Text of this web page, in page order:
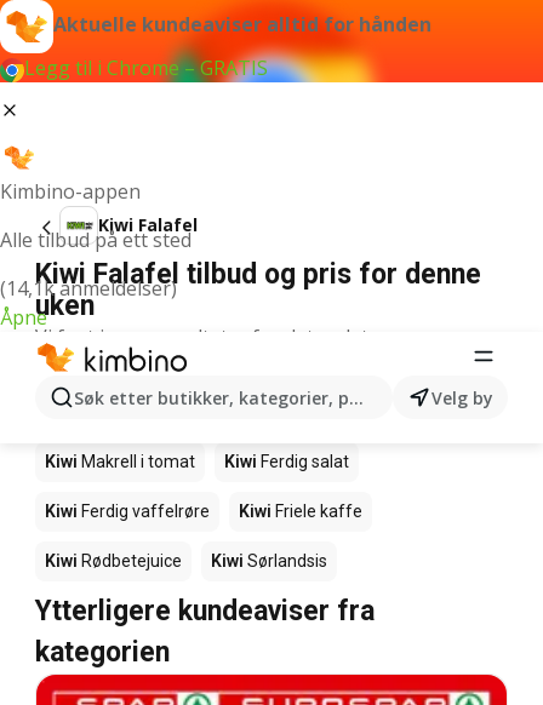
Aktuelle kundeaviser alltid for hånden
Legg til i Chrome – GRATIS
Kimbino-appen
Alle tilbud på ett sted
(14,1k anmeldelser)
Åpne
Søk etter butikker, kategorier, produkter...Velg by
Kiwi Falafel
Kiwi Falafel tilbud og pris for denne
uken
Vi fant ingen resultater for det ordet.
Andre produkter i butikkene Kiwi
Kiwi Fårikålkjøtt
Kiwi Makrell i tomat Kiwi Ferdig salat
Kiwi Ferdig vaffelrøre Kiwi Friele kaffe
Kiwi Rødbetejuice Kiwi Sørlandsis
Ytterligere kundeaviser fra
kategorien